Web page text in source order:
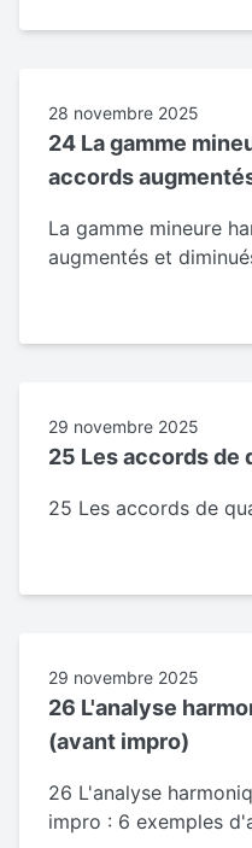
28 novembre 2025
24 La gamme
accords
La gamme mineure
augmentés et
29 novembre 2025
25 Les accords de
25 Les accords de
29 novembre 2025
26 L'analyse
(avant impro)
26 L'analyse
impro : 6 exemples